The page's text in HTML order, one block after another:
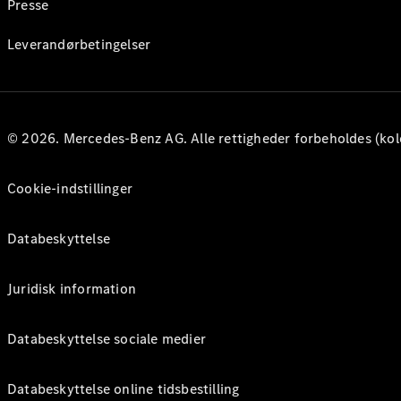
Presse
Leverandørbetingelser
© 2026. Mercedes-Benz AG. Alle rettigheder forbeholdes
Cookie-indstillinger
Databeskyttelse
Juridisk information
Databeskyttelse sociale medier
Databeskyttelse online tidsbestilling